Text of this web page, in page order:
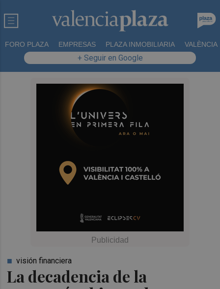
FORO PLAZA EMPRESAS PLAZA INMOBILIARIA VALÈNCIA
+ Seguir en Google
La decadencia de la
visión financiera